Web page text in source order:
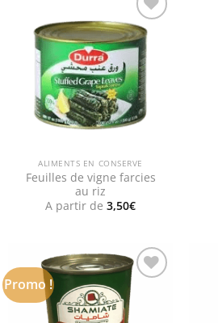
Add to
wishlist
ALIMENTS EN CONSERVE
Feuilles de vigne farcies
au riz
A partir de 3,50€
Promo !
Add to
wishlist